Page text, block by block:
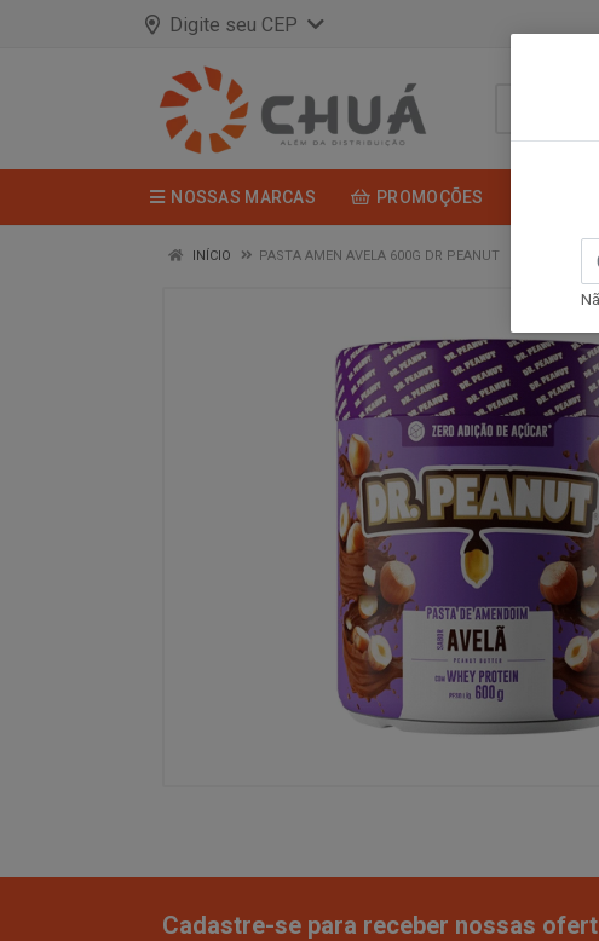
Digite seu CEP
NOSSAS MARCAS PROMOÇÕES
INÍCIO PASTA AMEN AVELA 600G DR PEANUT
Cadastre-se para receber nossas